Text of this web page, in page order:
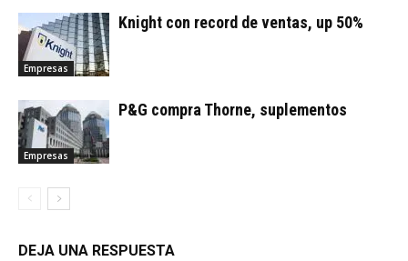
Empresas
Knight con record de ventas, up 50%
Empresas
P&G compra Thorne, suplementos
DEJA UNA RESPUESTA